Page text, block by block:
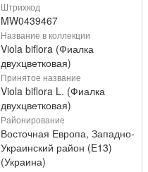
Штрихкод
MW0439467
Название в коллекции
Viola biflora (Фиалка
двухцветковая)
Принятое название
Viola biflora L. (Фиалка
двухцветковая)
Районирование
Восточная Европа, Западно-
Украинский район (E13)
(Украина)